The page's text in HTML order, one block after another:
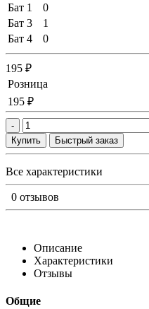
Бат 1
0
Бат 3
1
Бат 4
0
195 ₽
Розница
195 ₽
-
Купить
Быстрый заказ
Все характеристики
0 отзывов
Описание
Характеристики
Отзывы
Общие